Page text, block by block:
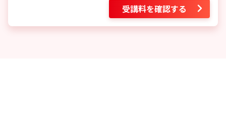
受講料を確認する